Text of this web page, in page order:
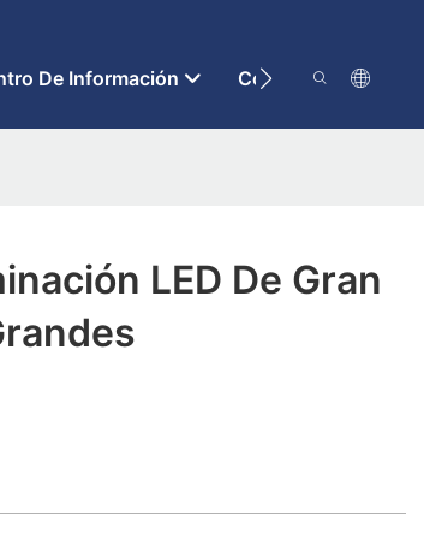
De Información Contáctenos
LED De Gran